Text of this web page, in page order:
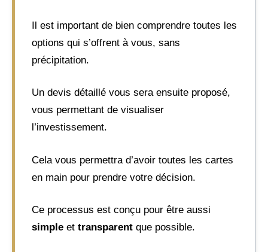
Il est important de bien comprendre toutes les
options qui s’offrent à vous, sans
précipitation.
Un devis détaillé vous sera ensuite proposé,
vous permettant de visualiser
l’investissement.
Cela vous permettra d’avoir toutes les cartes
en main pour prendre votre décision.
Ce processus est conçu pour être aussi
simple et transparent que possible.